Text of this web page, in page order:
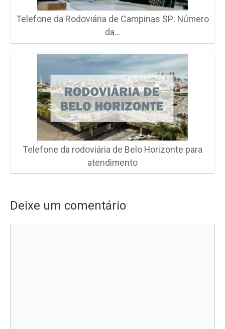
Telefone da Rodoviária de Campinas SP: Número
da…
Telefone da rodoviária de Belo Horizonte para
atendimento
Deixe um comentário